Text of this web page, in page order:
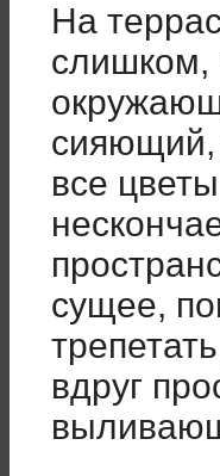
На
слишком,
сияющий,
все
сущее,
вдруг